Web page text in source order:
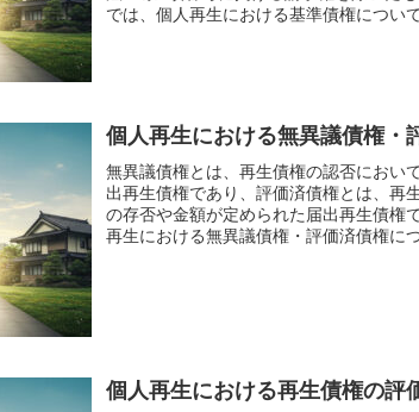
では、個人再生における基準債権につい
個人再生における無異議債権・
無異議債権とは、再生債権の認否におい
出再生債権であり、評価済債権とは、再
の存否や金額が定められた届出再生債権
再生における無異議債権・評価済債権に
個人再生における再生債権の評